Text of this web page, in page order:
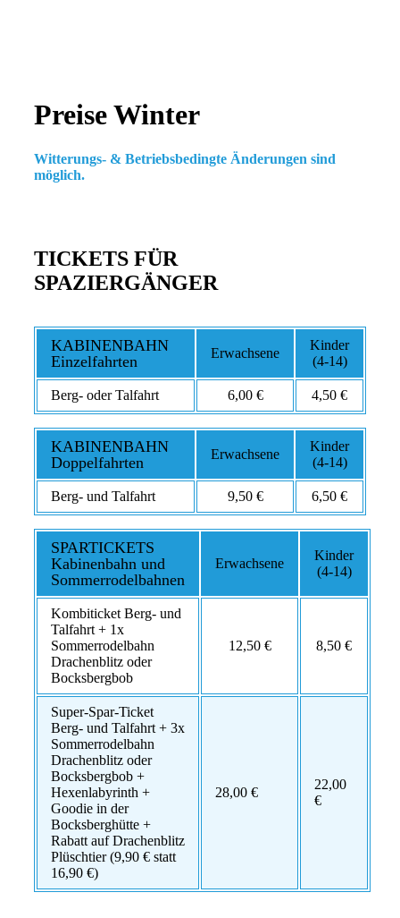
Preise Winter
Witterungs- & Betriebsbedingte Änderungen sind
möglich.
TICKETS FÜR
SPAZIERGÄNGER
KABINENBAHN
Einzelfahrten
Erwachsene
Kinder
(4-14)
Berg- oder Talfahrt 6,00 € 4,50 €
KABINENBAHN
Doppelfahrten
Erwachsene
Kinder
(4-14)
Berg- und Talfahrt 9,50 € 6,50 €
SPARTICKETS
Kabinenbahn und
Sommerrodelbahnen
Erwachsene
Kinder
(4-14)
Kombiticket Berg- und
Talfahrt + 1x
Sommerrodelbahn
Drachenblitz oder
Bocksbergbob
12,50 € 8,50 €
Super-Spar-Ticket
Berg- und Talfahrt + 3x
Sommerrodelbahn
Drachenblitz oder
Bocksbergbob +
Hexenlabyrinth +
Goodie in der
Bocksberghütte +
Rabatt auf Drachenblitz
Plüschtier (9,90 € statt
16,90 €)
28,00 €
22,00
€